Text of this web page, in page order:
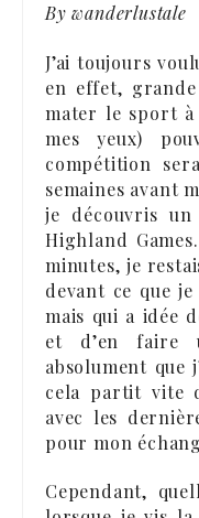
Bywanderlustale
J’ai toujours
en effet,
mater le sport
mes yeux)
compétition
semaines avant
je découvris
Highland
minutes, je
devant ce que
mais qui a idée
et d’en faire
absolument que
cela partit vite
avec les
pour mon
Cependant,